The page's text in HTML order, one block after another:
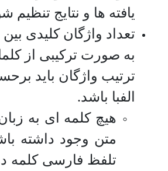
یافته ها و نتایج تنظیم
به صورت ترکیبی از
ترتیب واژگان باید
الفبا باشد.
هیچ کلمه ای به زبان
متن وجود داشته
تلفظ فارسی کلمه